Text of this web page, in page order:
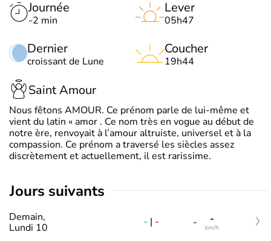
Journée
-2 min
Dernier
croissant de Lune
Lever
05h47
Coucher
19h44
Saint Amour
Nous fêtons AMOUR. Ce prénom parle de lui-même et
vient du latin « amor . Ce nom très en vogue au début de
notre ère, renvoyait à l’amour altruiste, universel et à la
compassion. Ce prénom a traversé les siècles assez
discrètement et actuellement, il est rarissime.
jours suivants
Demain,
Lundi 10
- | - - -
km/h